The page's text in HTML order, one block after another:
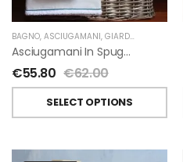
BAGNO, ASCIUGAMANI, GIARDINO SEGRETO
Asciugamani In Spugna E Lino Di Giardino Segreto
€55.80 €62.00
SELECT OPTIONS